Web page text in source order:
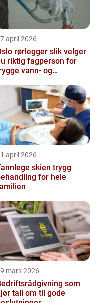
april 2026
rørlegger slik velger
riktig fagperson for
vann- og
april 2026
skien trygg
for hele
mars 2026
som
tall om til gode